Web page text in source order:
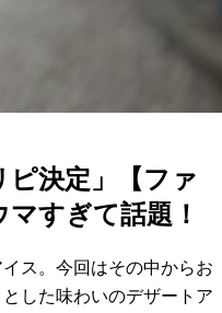
ピ決定」【ファ
すぎて話題！
ス。今回はその中からお
した味わいのデザートア